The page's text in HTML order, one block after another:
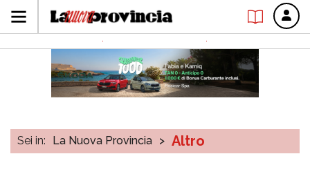
Sei in: La Nuova Provincia > Altro